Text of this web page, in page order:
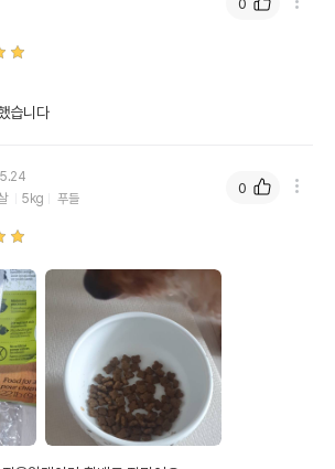
습니다
0
5kg 푸들
0